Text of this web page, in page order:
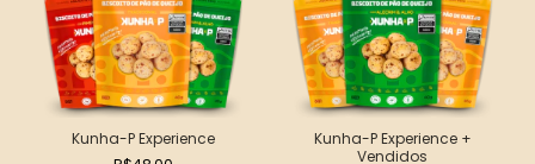
Kunha-P Experience
Kunha-P Experience +
Vendidos